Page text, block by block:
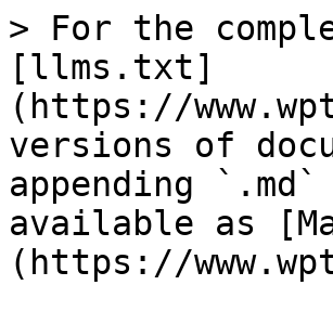
> For the
[llms.txt]
(https://
versions of
appending
available as
(https://